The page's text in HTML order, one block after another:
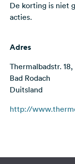
Volg
social
Facebook
Instagram
De korting is niet
acties.
Adres
Thermalbadstr.
Bad Rodach
Duitsland
http://